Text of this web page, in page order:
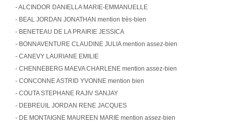
- ALCINDOR DANIELLA MARIE-EMMANUELLE
- BEAL JORDAN JONATHAN mention très-bien
- BENETEAU DE LA PRAIRIE JESSICA
- BONNAVENTURE CLAUDINE JULIA mention assez-bien
- CANEVY LAURIANE EMILIE
- CHENNEBERG MAEVA CHARLENE mention assez-bien
- CONCONNE ASTRID YVONNE mention bien
- COUTA STEPHANE RAJIV SANJAY
- DEBREUIL JORDAN RENE JACQUES
- DE MONTAIGNE MAUREEN MARIE mention assez-bien